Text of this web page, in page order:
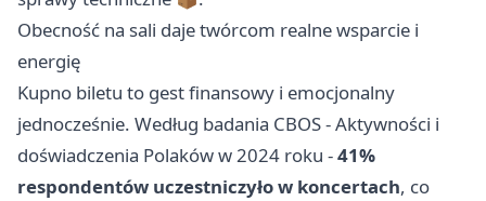
Obecność na sali daje twórcom realne wsparcie i
energię
Kupno biletu to gest finansowy i emocjonalny
jednocześnie. Według badania CBOS - Aktywności i
doświadczenia Polaków w 2024 roku -41%
respondentów uczestniczyło w koncertach, co